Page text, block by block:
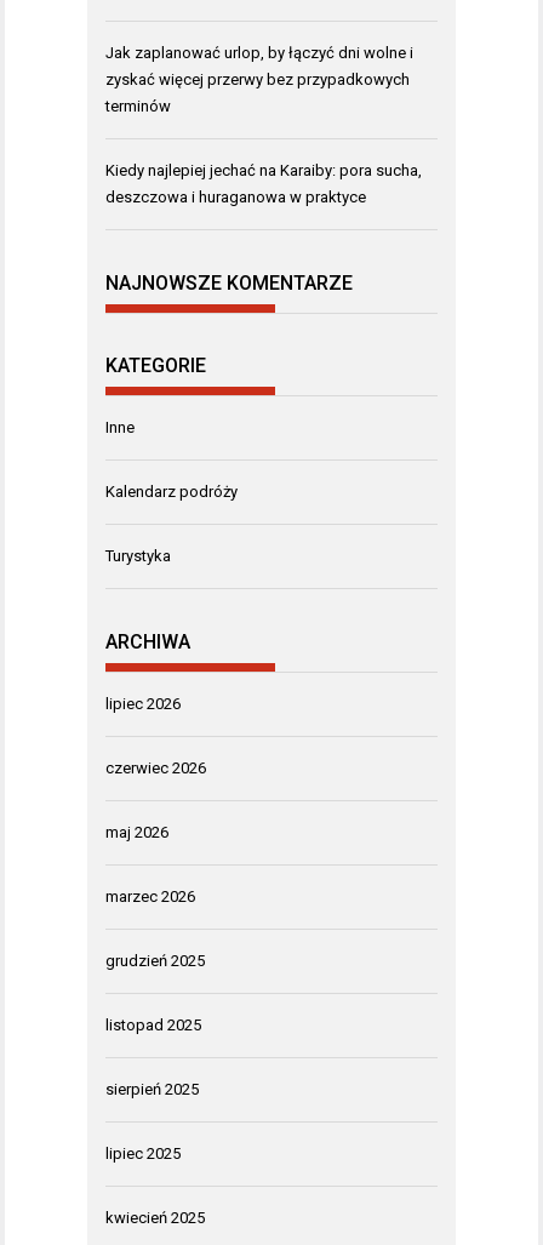
Jak zaplanować urlop, by łączyć dni wolne i
zyskać więcej przerwy bez przypadkowych
terminów
Kiedy najlepiej jechać na Karaiby: pora sucha,
deszczowa i huraganowa w praktyce
NAJNOWSZE KOMENTARZE
KATEGORIE
Inne
Kalendarz podróży
Turystyka
ARCHIWA
lipiec 2026
czerwiec 2026
maj 2026
marzec 2026
grudzień 2025
listopad 2025
sierpień 2025
lipiec 2025
kwiecień 2025